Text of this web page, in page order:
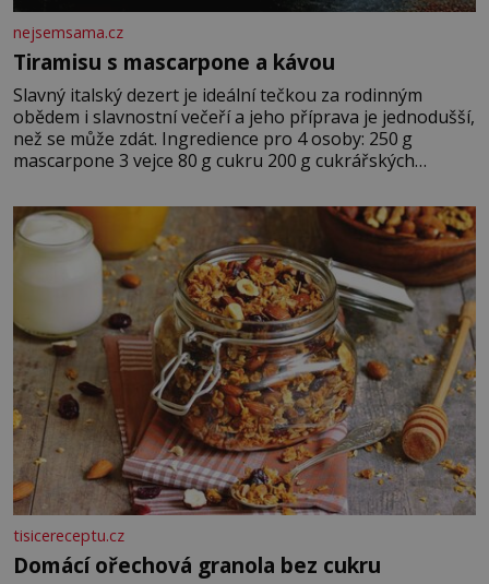
nejsemsama.cz
Tiramisu s mascarpone a kávou
Slavný italský dezert je ideální tečkou za rodinným
obědem i slavnostní večeří a jeho příprava je jednodušší,
než se může zdát. Ingredience pro 4 osoby: 250 g
mascarpone 3 vejce 80 g cukru 200 g cukrářských
posypání Postup: Oddělte žloutky od bílků. Žloutky
vyšlehejte s cukrem do světlé pěny a postupně do nich
vmíchejte mascarpone, aby vznikl hladký
tisicereceptu.cz
Domácí ořechová granola bez cukru